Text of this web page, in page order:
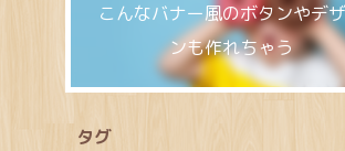
こんなバナー風のボタンやデ
ンも作れちゃう
タグ